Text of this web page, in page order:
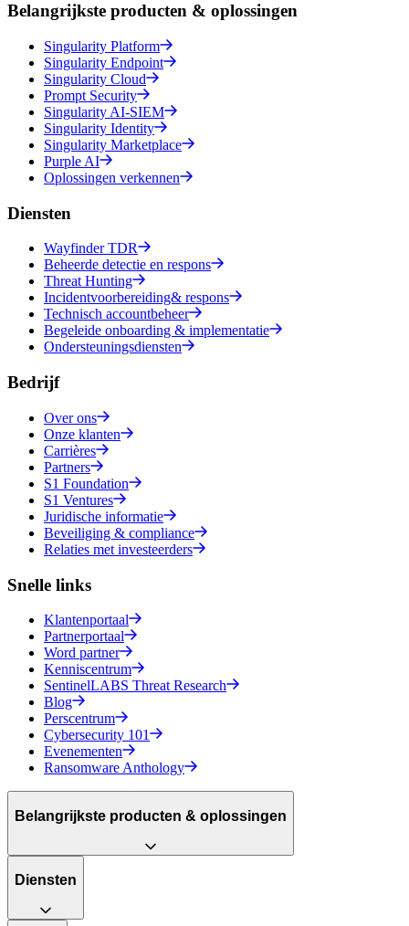
Belangrijkste producten & oplossingen
Singularity Platform
Singularity Endpoint
Singularity Cloud
Prompt Security
Singularity AI-SIEM
Singularity Identity
Singularity Marketplace
Purple AI
Oplossingen verkennen
Diensten
Wayfinder TDR
Beheerde detectie en respons
Threat Hunting
Incidentvoorbereiding& respons
Technisch accountbeheer
Begeleide onboarding & implementatie
Ondersteuningsdiensten
Bedrijf
Over ons
Onze klanten
Carrières
Partners
S1 Foundation
S1 Ventures
Juridische informatie
Beveiliging & compliance
Relaties met investeerders
Snelle links
Klantenportaal
Partnerportaal
Word partner
Kenniscentrum
SentinelLABS Threat Research
Blog
Perscentrum
Cybersecurity 101
Evenementen
Ransomware Anthology
Belangrijkste producten & oplossingen
Diensten